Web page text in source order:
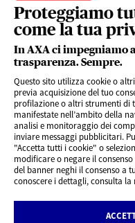
Proteggiamo
come la tua
In AXA ci impegniamo
trasparenza. Sempre.
Questo sito utilizza cookie o
previa acquisizione del tuo
profilazione o altri strumenti di
manifestate nell’ambito della
analisi e monitoraggio dei
inviare messaggi pubblicitari.
"Accetta tutti i cookie" o
modificare o negare il
del banner neghi il consenso a
conoscere i dettagli, consulta la
LINK UTILI
SERVIZI AL CLIENTE
CHI SIAMO
CONTATTI